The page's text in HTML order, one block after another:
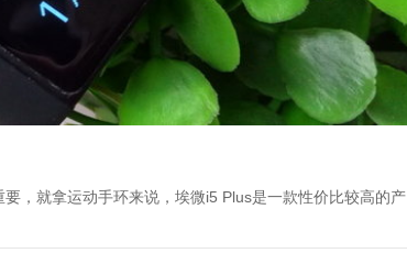
，就拿运动手环来说，埃微i5 Plus是一款性价比较高的产